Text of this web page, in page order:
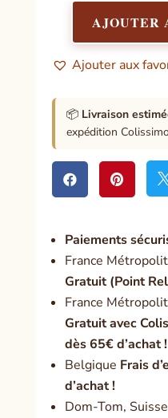
quantité
Le
livre
Ho'oponopono
AJOUTER
Ajouter aux
📦 Livraison
expédition
 
Paiements
France
Gratuit (Point
France
Gratuit avec
dès 65€ d’achat !
Belgique Frais
d’achat !
Dom-Tom,